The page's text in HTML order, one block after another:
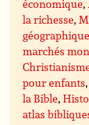
économique,
la richesse,
géographique
marchés
pour enfants
la Bible,
atlas